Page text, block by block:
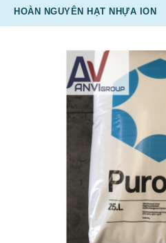
HOÀN NGUYÊN HẠT NHỰA ION